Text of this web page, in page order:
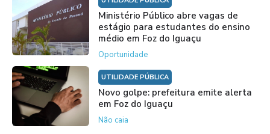
Ministério Público abre vagas de
estágio para estudantes do ensino
médio em Foz do Iguaçu
Oportunidade
UTILIDADE PÚBLICA
Novo golpe: prefeitura emite alerta
em Foz do Iguaçu
Não caia